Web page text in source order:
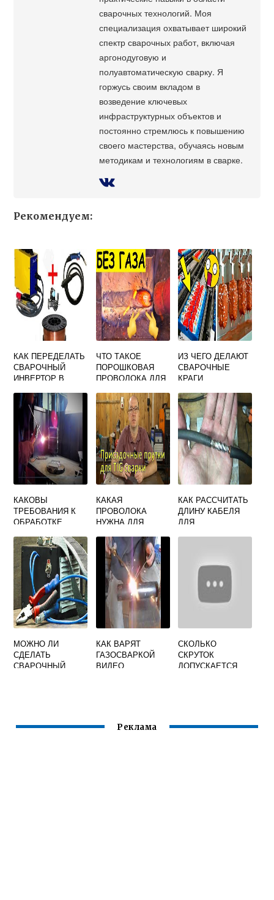
сварочных технологий. Моя
специализация охватывает широкий
спектр сварочных работ, включая
аргонодуговую и
полуавтоматическую сварку. Я
горжусь своим вкладом в
возведение ключевых
инфраструктурных объектов и
постоянно стремлюсь к повышению
своего мастерства, обучаясь новым
методикам и технологиям в сварке.
Рекомендуем:
КАК ПЕРЕДЕЛАТЬ
СВАРОЧНЫЙ
ИНВЕРТОР В
ЧТО ТАКОЕ
ПОРОШКОВАЯ
ПРОВОЛОКА ДЛЯ
ИЗ ЧЕГО ДЕЛАЮТ
СВАРОЧНЫЕ
КРАГИ
КАКОВЫ
ТРЕБОВАНИЯ К
ОБРАБОТКЕ
ДЕТАЛЕЙ ПОСЛЕ
ДУГОВОЙ РЕЗКИ
ПЕРЕД СВАРКОЙ
ВОЗДУШНОЙ
КИСЛОРОДНОЙ
КАКАЯ
ПРОВОЛОКА
НУЖНА ДЛЯ
АРГОНОМ
КАК РАССЧИТАТЬ
ДЛИНУ КАБЕЛЯ
ДЛЯ
МОЖНО ЛИ
СДЕЛАТЬ
СВАРОЧНЫЙ
КАК ВАРЯТ
ГАЗОСВАРКОЙ
ВИДЕО
СКОЛЬКО
СКРУТОК
ДОПУСКАЕТСЯ
Реклама